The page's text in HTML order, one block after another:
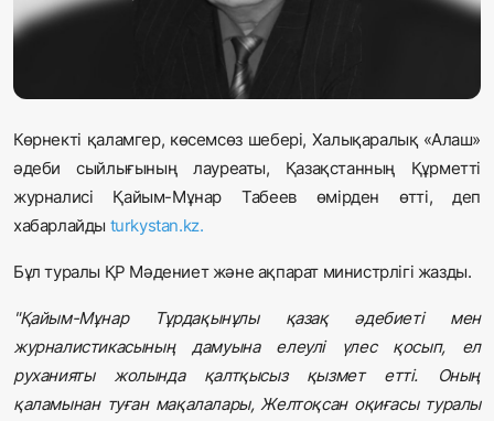
Жаңалықтар
Әлем
Журналистік зерттеу
Қазақ тілі
Көрнекті қаламгер, көсемсөз шебері, Халықаралық «Алаш»
әдеби сыйлығының лауреаты, Қазақстанның Құрметті
журналисі Қайым-Мұнар Табеев өмірден өтті, деп
хабарлайды turkystan.kz.
Бұл туралы ҚР Мәдениет және ақпарат министрлігі жазды.
"Қайым-Мұнар Тұрдақынұлы қазақ әдебиеті мен
журналистикасының дамуына елеулі үлес қосып, ел
руханияты жолында қалтқысыз қызмет етті. Оның
қаламынан туған мақалалары, Желтоқсан оқиғасы туралы